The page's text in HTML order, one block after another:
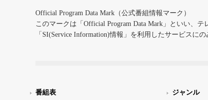
Official Program Data Mark（公式番組情報マーク）
このマークは「Official Program Data Mark」といい、テ
「SI(Service Information)情報」を利用したサービスに
番組表
ジャンル